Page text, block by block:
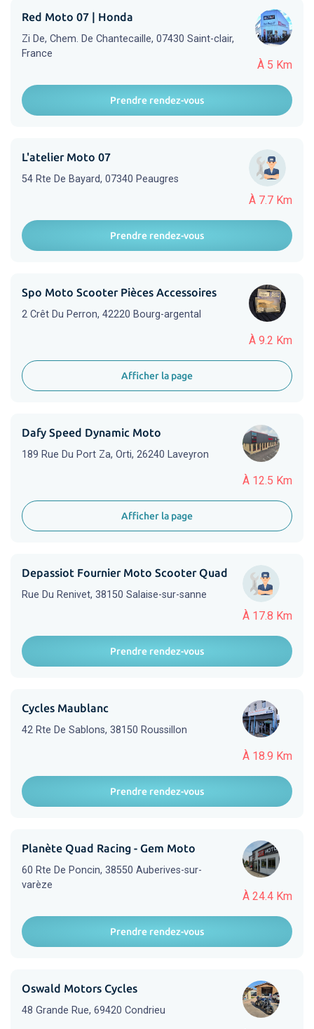
À 5 Km
Red Moto 07 | Honda
Zi De, Chem. De Chantecaille, 07430 Saint-clair,
France
Prendre rendez-vous
À 7.7 Km
L'atelier Moto 07
54 Rte De Bayard, 07340 Peaugres
Prendre rendez-vous
À 9.2 Km
Spo Moto Scooter Pièces Accessoires
2 Crêt Du Perron, 42220 Bourg-argental
Afficher la page
À 12.5 Km
Dafy Speed Dynamic Moto
189 Rue Du Port Za, Orti, 26240 Laveyron
Afficher la page
À 17.8 Km
Depassiot Fournier Moto Scooter Quad
Rue Du Renivet, 38150 Salaise-sur-sanne
Prendre rendez-vous
À 18.9 Km
Cycles Maublanc
42 Rte De Sablons, 38150 Roussillon
Prendre rendez-vous
À 24.4 Km
Planète Quad Racing - Gem Moto
60 Rte De Poncin, 38550 Auberives-sur-
varèze
Prendre rendez-vous
Oswald Motors Cycles
48 Grande Rue, 69420 Condrieu